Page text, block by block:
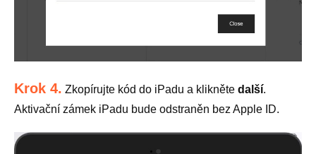
Krok 4. Zkopírujte kód do iPadu a klikněte další.
Aktivační zámek iPadu bude odstraněn bez Apple ID.